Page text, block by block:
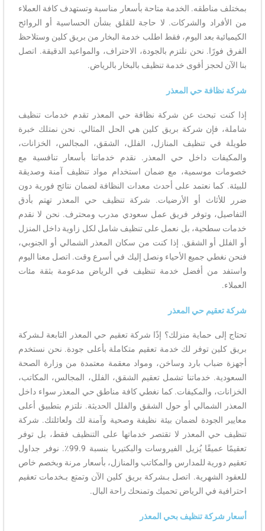
بمختلف مناطقه. الخدمة متاحة بأسعار مناسبة وتستهدف كافة العملاء
من الأفراد والشركات. لا حاجة للقلق بشأن الحساسية أو الروائح
الكيميائية بعد اليوم، فقط اطلب خدمة البخار من بريق كلين وستلاحظ
الفرق فورًا. نحن نلتزم بالجودة، الاحتراف، والمواعيد الدقيقة. اتصل
بنا الآن لحجز أقوى خدمة تنظيف بالبخار بالرياض.
شركة نظافة حي المعذر
إذا كنت تبحث عن شركة نظافة حي المعذر تقدم خدمات تنظيف
شاملة، فإن شركة بريق كلين هي الحل المثالي. نحن نمتلك خبرة
طويلة في تنظيف المنازل، الفلل، الشقق، المجالس، الخزانات،
والمكيفات داخل حي المعذر. نقدم خدماتنا بأسعار تنافسية مع
خصومات موسمية، مع ضمان استخدام مواد تنظيف آمنة وصديقة
للبيئة. كما نعتمد على أحدث معدات النظافة لضمان نتائج فورية دون
ضرر للأثاث أو الأرضيات. شركة تنظيف حي المعذر تهتم بأدق
التفاصيل، وتوفر فريق عمل سعودي مدرب ومحترف. نحن لا نقدم
خدمات سطحية، بل نعمل على تنظيف شامل لكل زاوية داخل المنزل
أو الفلل أو الشقق. إذا كنت من سكان المعذر الشمالي أو الجنوبي،
فنحن نغطي جميع الأحياء ونصل إليك في أسرع وقت. اتصل معنا اليوم
واستفد من أفضل خدمة تنظيف في الرياض مدعومة بثقة مئات
العملاء.
شركة تعقيم حي المعذر
تحتاج إلى حماية منزلك؟ إذًا شركة تعقيم حي المعذر التابعة لـشركة
بريق كلين توفر لك خدمة تعقيم متكاملة بأعلى جودة. نحن نستخدم
أجهزة ضباب بارد وساخن، ومواد معقمة معتمدة من وزارة الصحة
السعودية. خدماتنا تشمل تعقيم الشقق، الفلل، المجالس، المكاتب،
الخزانات، والمكيفات. كما نغطي كافة مناطق حي المعذر سواء داخل
المعذر الشمالي أو حول الشقق والفلل الحديثة. نلتزم بتطبيق أعلى
معايير الجودة لضمان بيئة نظيفة وصحية وآمنة لك ولعائلتك. شركة
تنظيف حي المعذر لا تقتصر خدماتها على التنظيف فقط، بل توفر
تعقيمًا عميقًا يُزيل الفيروسات والبكتيريا بنسبة 99.9٪. نوفر جداول
تعقيم دورية للمدارس والمكاتب والمنازل، بأسعار مرنة وبخصم خاص
للعقود الشهرية. اتصل بـشركة بريق كلين الآن وتمتع بـخدمات تعقيم
احترافية في الرياض تحميك وتمنحك راحة البال.
أسعار شركة تنظيف بحي المعذر